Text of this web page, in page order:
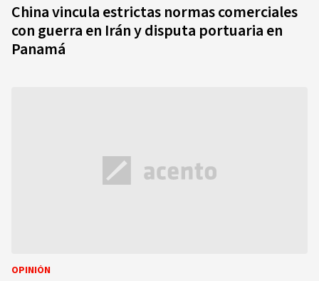
China vincula estrictas normas comerciales
con guerra en Irán y disputa portuaria en
Panamá
OPINIÓN